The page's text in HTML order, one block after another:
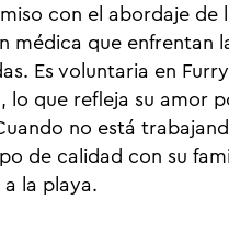
con el abordaje de
médica que enfrentan
Es voluntaria en
lo que refleja su amor
no está
de calidad con su
a la playa.